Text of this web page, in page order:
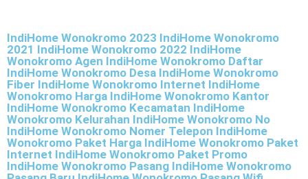
IndiHome Wonokromo 2023 IndiHome Wonokromo
2021 IndiHome Wonokromo 2022 IndiHome
Wonokromo Agen IndiHome Wonokromo Daftar
IndiHome Wonokromo Desa IndiHome Wonokromo
Fiber IndiHome Wonokromo Internet IndiHome
Wonokromo Harga IndiHome Wonokromo Kantor
IndiHome Wonokromo Kecamatan IndiHome
Wonokromo Kelurahan IndiHome Wonokromo No
IndiHome Wonokromo Nomer Telepon IndiHome
Wonokromo Paket Harga IndiHome Wonokromo Paket
Internet IndiHome Wonokromo Paket Promo
IndiHome Wonokromo Pasang IndiHome Wonokromo